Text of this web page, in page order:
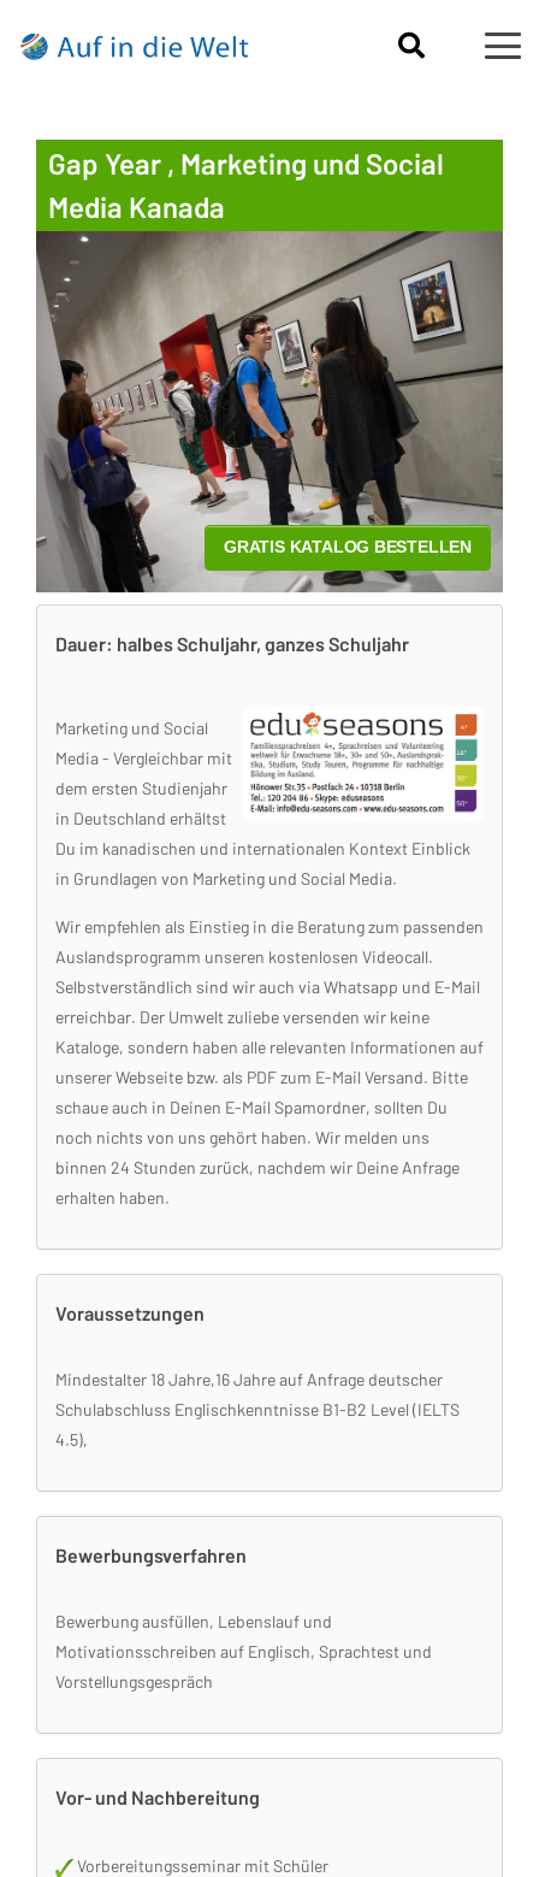
Gap Year , Marketing und Social
Media Kanada
Dauer: halbes Schuljahr, ganzes Schuljahr
Marketing und Social
Media - Vergleichbar mit
dem ersten Studienjahr
in Deutschland erhältst
Du im kanadischen und internationalen Kontext Einblick
in Grundlagen von Marketing und Social Media.
Wir empfehlen als Einstieg in die Beratung zum passenden
Auslandsprogramm unseren kostenlosen Videocall.
Selbstverständlich sind wir auch via Whatsapp und E-Mail
erreichbar. Der Umwelt zuliebe versenden wir keine
Kataloge, sondern haben alle relevanten Informationen auf
unserer Webseite bzw. als PDF zum E-Mail Versand. Bitte
schaue auch in Deinen E-Mail Spamordner, sollten Du
noch nichts von uns gehört haben. Wir melden uns
binnen 24 Stunden zurück, nachdem wir Deine Anfrage
erhalten haben.
Voraussetzungen
Mindestalter 18 Jahre,16 Jahre auf Anfrage deutscher
Schulabschluss Englischkenntnisse B1-B2 Level (IELTS
4.5),
Bewerbungsverfahren
Bewerbung ausfüllen, Lebenslauf und
Motivationsschreiben auf Englisch, Sprachtest und
Vorstellungsgespräch
Vor- und Nachbereitung
Vorbereitungsseminar mit Schüler